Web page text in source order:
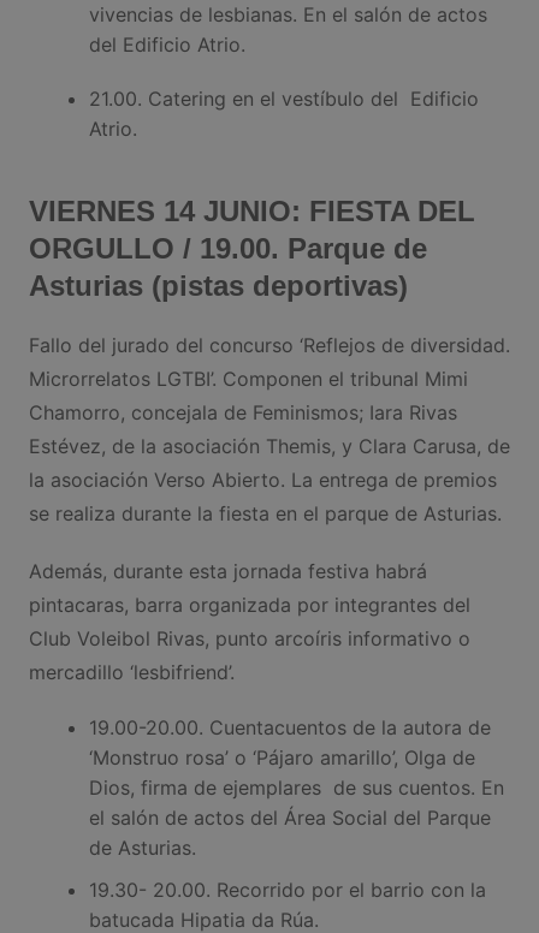
vivencias de lesbianas. En el salón de actos
del Edificio Atrio.
21.00. Catering en el vestíbulo del Edificio
Atrio.
VIERNES 14 JUNIO: FIESTA DEL
ORGULLO / 19.00. Parque de
Asturias (pistas deportivas)
Fallo del jurado del concurso ‘Reflejos de diversidad.
Microrrelatos LGTBI’. Componen el tribunal Mimi
Chamorro, concejala de Feminismos; Iara Rivas
Estévez, de la asociación Themis, y Clara Carusa, de
la asociación Verso Abierto. La entrega de premios
se realiza durante la fiesta en el parque de Asturias.
Además, durante esta jornada festiva habrá
pintacaras, barra organizada por integrantes del
Club Voleibol Rivas, punto arcoíris informativo o
mercadillo ‘lesbifriend’.
19.00-20.00. Cuentacuentos de la autora de
‘Monstruo rosa’ o ‘Pájaro amarillo’, Olga de
Dios, firma de ejemplares de sus cuentos. En
el salón de actos del Área Social del Parque
de Asturias.
19.30- 20.00. Recorrido por el barrio con la
batucada Hipatia da Rúa.